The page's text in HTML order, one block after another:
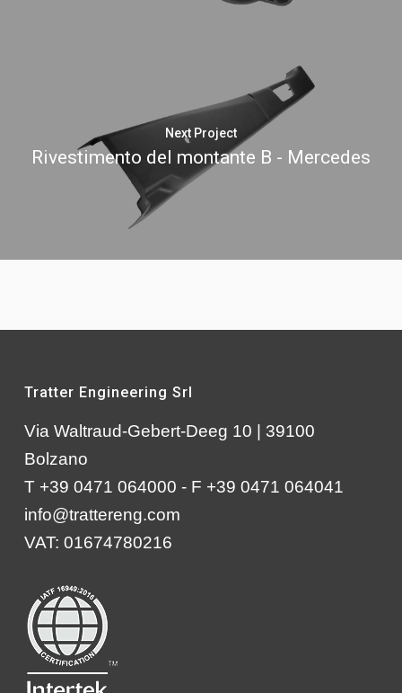
Next Project
Rivestimento del montante B - Mercedes
Tratter Engineering Srl
Via Waltraud-Gebert-Deeg 10 | 39100
Bolzano
T +39 0471 064000 - F +39 0471 064041
info@trattereng.com
VAT: 01674780216